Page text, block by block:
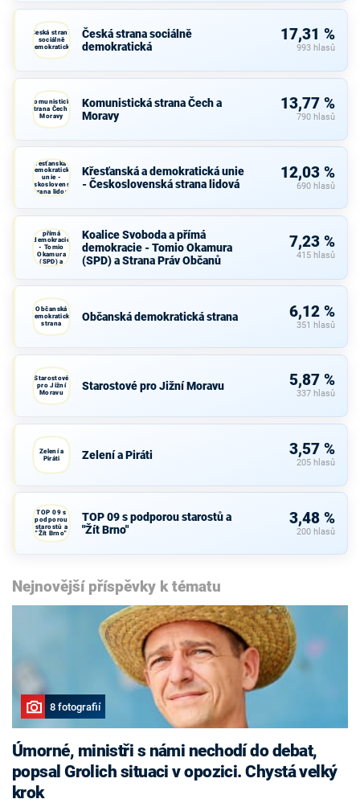
Česká strana
sociálně
demokratická
Česká strana sociálně
demokratická
17,31 %
993 hlasů
Komunistická
strana Čech a
Moravy
Komunistická strana Čech a
Moravy
13,77 %
790 hlasů
Křesťanská a
demokratická
unie -
Československá
strana lidová
Křesťanská a demokratická unie
- Československá strana lidová
12,03 %
690 hlasů
Koalice
přímá
demokracie
- Tomio
Okamura
(SPD) a
Strana Práv
Koalice Svoboda a přímá
demokracie - Tomio Okamura
(SPD) a Strana Práv Občanů
7,23 %
415 hlasů
Občanská
demokratická
strana
Občanská demokratická strana 6,12 %
351 hlasů
Starostové
pro Jižní
Moravu
Starostové pro Jižní Moravu 5,87 %
337 hlasů
Zelení a
Piráti
Zelení a Piráti 3,57 %
205 hlasů
TOP 09 s
podporou
starostů a
"Žít Brno"
TOP 09 s podporou starostů a
"Žít Brno"
3,48 %
200 hlasů
Nejnovější příspěvky k tématu
8 fotografií
Úmorné, ministři s námi nechodí do debat,
popsal Grolich situaci v opozici. Chystá velký
krok